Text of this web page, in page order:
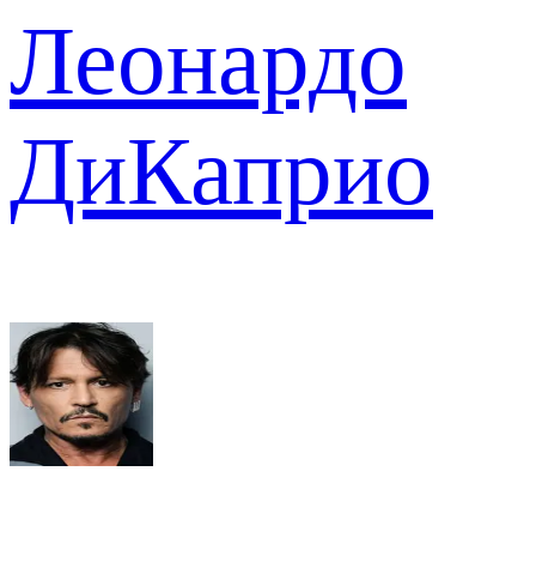
Леонардо
ДиКаприо